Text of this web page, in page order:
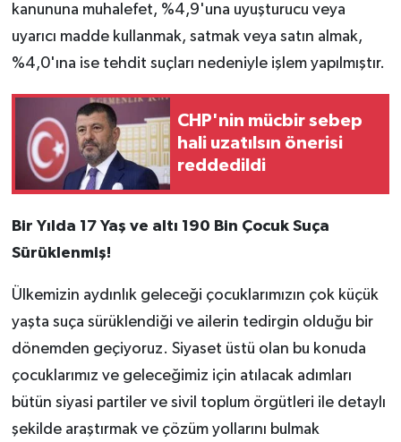
kanununa muhalefet, %4,9'una uyuşturucu veya
uyarıcı madde kullanmak, satmak veya satın almak,
%4,0'ına ise tehdit suçları nedeniyle işlem yapılmıştır.
CHP'nin mücbir sebep
hali uzatılsın önerisi
reddedildi
Bir Yılda 17 Yaş ve altı 190 Bin Çocuk Suça
Sürüklenmiş!
Ülkemizin aydınlık geleceği çocuklarımızın çok küçük
yaşta suça sürüklendiği ve ailerin tedirgin olduğu bir
dönemden geçiyoruz. Siyaset üstü olan bu konuda
çocuklarımız ve geleceğimiz için atılacak adımları
bütün siyasi partiler ve sivil toplum örgütleri ile detaylı
şekilde araştırmak ve çözüm yollarını bulmak